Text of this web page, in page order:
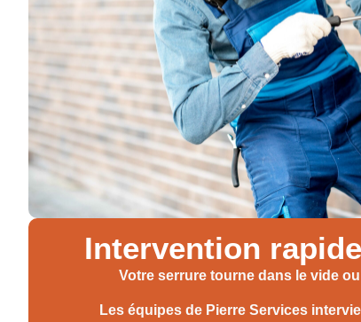
Intervention
Votre serrure tourne dans le vide
Les équipes de Pierre Services